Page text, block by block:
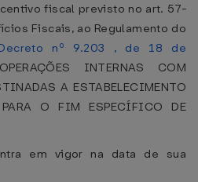
fiscal previsto no art. 57-
Fiscais, ao Regulamento do
nº 9.203 , de 18 de
INTERNAS COM
A ESTABELECIMENTO
PARA O FIM ESPECÍFICO DE
em vigor na data de sua